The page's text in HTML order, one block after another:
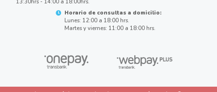
13:30hrs - 14:00 a 18:00hrs.
Horario de consultas a domicilio:
Lunes: 12:00 a 18:00 hrs.
Martes y viernes: 11:00 a 18:00 hrs.